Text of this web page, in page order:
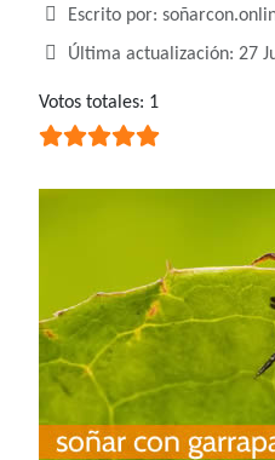
Detalles
Escrito por:
Última actualización: 27
Ratio:5/5
Votos totales: 1